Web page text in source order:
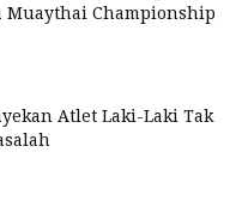
Muaythai Championship
Atlet Laki-Laki Tak